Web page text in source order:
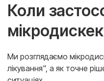
Коли
Ми розглядаємо
лікування", а як точне